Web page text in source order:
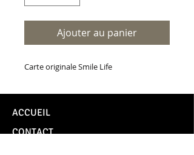
Ajouter au panier
Carte originale Smile Life
ACCUEIL
CONTACT